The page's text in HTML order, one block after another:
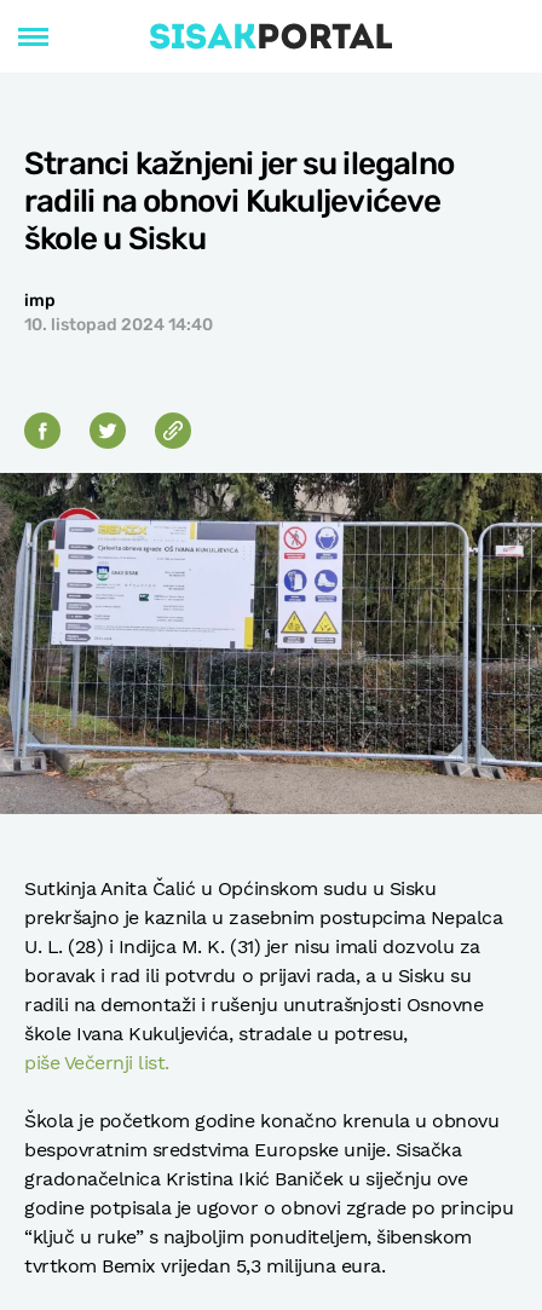
Stranci kažnjeni jer su ilegalno
radili na obnovi Kukuljevićeve
škole u Sisku
imp
10. listopad 2024 14:40
Sutkinja Anita Čalić u Općinskom sudu u Sisku
prekršajno je kaznila u zasebnim postupcima Nepalca
U. L. (28) i Indijca M. K. (31) jer nisu imali dozvolu za
boravak i rad ili potvrdu o prijavi rada, a u Sisku su
radili na demontaži i rušenju unutrašnjosti Osnovne
škole Ivana Kukuljevića, stradale u potresu,
piše Večernji list.
Škola je početkom godine konačno krenula u obnovu
bespovratnim sredstvima Europske unije. Sisačka
gradonačelnica Kristina Ikić Baniček u siječnju ove
godine potpisala je ugovor o obnovi zgrade po principu
“ključ u ruke” s najboljim ponuditeljem, šibenskom
tvrtkom Bemix vrijedan 5,3 milijuna eura.